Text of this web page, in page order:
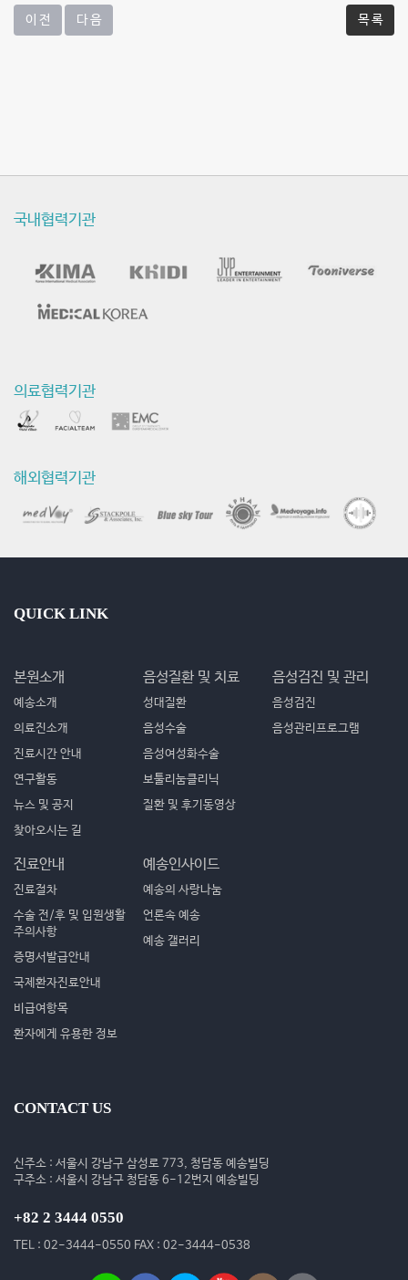
이 전 다 음 목 록
국내협력기관
의료협력기관
해외협력기관
QUICK LINK
본원소개
예송소개
의료진소개
진료시간 안내
연구활동
뉴스 및 공지
찾아오시는 길
음성질환 및 치료
성대질환
음성수술
음성여성화수술
보툴리눔클리닉
질환 및 후기동영상
음성검진 및 관리
음성검진
음성관리프로그램
진료안내
진료절차
수술 전/후 및 입원생활
주의사항
증명서발급안내
국제환자진료안내
비급여항목
환자에게 유용한 정보
예송인사이드
예송의 사랑나눔
언론속 예송
예송 갤러리
CONTACT US
신주소 : 서울시 강남구 삼성로 773, 청담동 예송빌딩
구주소 : 서울시 강남구 청담동 6-12번지 예송빌딩
+82 2 3444 0550
TEL : 02-3444-0550 FAX : 02-3444-0538